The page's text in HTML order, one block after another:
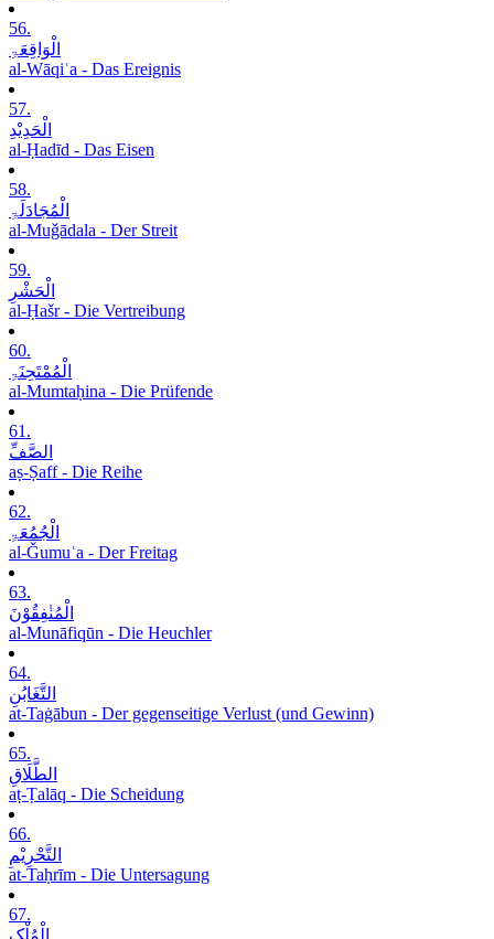
56.
الْوَاقِعَۃِ
al-Wāqiʿa - Das Ereignis
57.
الْحَدِیْدِ
al-Ḥadīd - Das Eisen
58.
الْمُجَادَلَۃِ
al-Muǧādala - Der Streit
59.
الْحَشْرِ
al-Ḥašr - Die Vertreibung
60.
الْمُمْتَحِنَۃِ
al-Mumtaḥina - Die Prüfende
61.
الصَّفِّ
aṣ-Ṣaff - Die Reihe
62.
الْجُمُعَۃِ
al-Ǧumuʿa - Der Freitag
63.
الْمُنٰفِقُوْنَ
al-Munāfiqūn - Die Heuchler
64.
التَّغَابُنِ
at-Taġābun - Der gegenseitige Verlust (und Gewinn)
65.
الطَّلَاقِ
aṭ-Ṭalāq - Die Scheidung
66.
التَّحْرِیْمِ
at-Taḥrīm - Die Untersagung
67.